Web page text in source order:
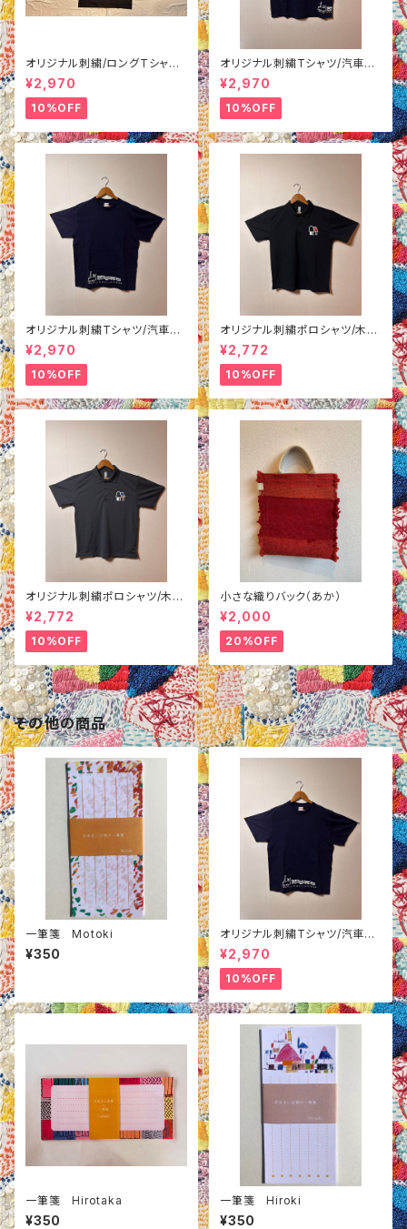
オリジナル刺繍/ロングTシャツ/
汽車/ブラックL
¥2,970
10%OFF
オリジナル刺繍Tシャツ/汽車柄/
紺色L
¥2,970
10%OFF
オリジナル刺繍Tシャツ/汽車柄/
紺色M
¥2,970
10%OFF
オリジナル刺繍ポロシャツ/木
柄/ブラックM
¥2,772
10%OFF
オリジナル刺繍ポロシャツ/木
柄/グレーM
¥2,772
10%OFF
小さな織りバック（あか）
¥2,000
20%OFF
その他の商品
一筆箋 Motoki
¥350
オリジナル刺繍Tシャツ/汽車柄/
紺色M
¥2,970
10%OFF
一筆箋 Hirotaka
¥350
一筆箋 Hiroki
¥350